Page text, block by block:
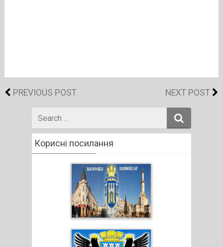
PREVIOUS POST NEXT POST
for
Корисні посилання